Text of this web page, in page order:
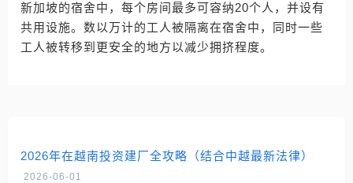
新加坡的宿舍中，每个房间最多可容纳20个人，并设有
共用设施。数以万计的工人被隔离在宿舍中，同时一些
工人被转移到更安全的地方以减少拥挤程度。
2026年在越南投资建厂全攻略（结合中越最新法律）
2026-06-01